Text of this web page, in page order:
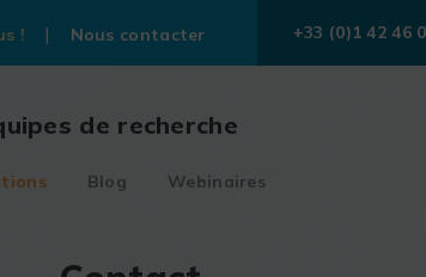
! Nous contacter +33 (0)1 42 46
de recherche
Blog Webinaires